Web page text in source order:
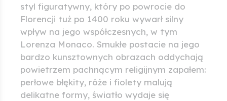
styl figuratywny, który po powrocie do
Florencji tuż po 1400 roku wywarł silny
wpływ na jego współczesnych, w tym
Lorenza Monaco. Smukłe postacie na jego
bardzo kunsztownych obrazach oddychają
powietrzem pachnącym religijnym zapałem:
perłowe błękity, róże i fiolety malują
delikatne formy, światło wydaje się